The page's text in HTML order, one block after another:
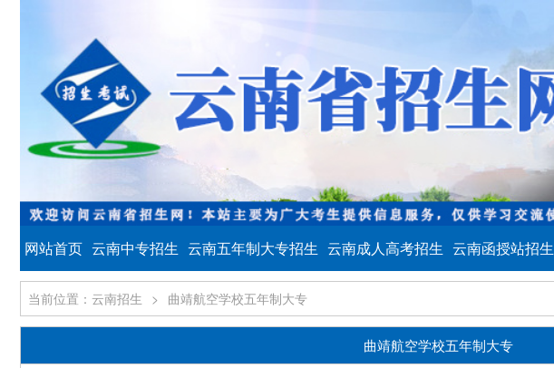
网站首页 云南中专招生 云南五年制大专招生 云南成人高考招生 云南函授站招生
当前位置：云南招生 > 曲靖航空学校五年制大专
曲靖航空学校五年制大专